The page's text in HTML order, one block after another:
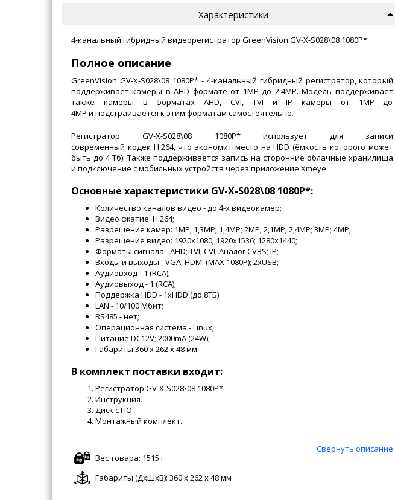
Характеристики
4-канальный гибридный видеорегистратор GreenVision GV-X-S028\08 1080P*
Полное описание
GreenVision GV-X-S028\08 1080P* - 4-канальный гибридный регистратор, который
поддерживает камеры в AHD формате от 1МР до 2.4MP. Модель поддерживает
также камеры в форматах AHD, CVI, TVI и IP камеры от 1МР до
4MP и подстраивается к этим форматам самостоятельно.
Регистратор GV-X-S028\08 1080P* использует для записи
современный кодек H.264, что экономит место на HDD (ёмкость которого может
быть до 4 Тб). Также поддерживается запись на сторонние облачные хранилища
и подключение с мобильных устройств через приложение Xmeye.
Основные характеристики GV-X-S028\08 1080P*:
Количество каналов видео - до 4-х видеокамер;
Видео сжатие: H.264;
Разрешение камер: 1MP; 1,3MP; 1,4MP; 2MP; 2,1MP; 2,4MP; 3MP; 4MP;
Разрещение видео: 1920x1080; 1920x1536; 1280x1440;
Форматы сигнала - AHD; TVI; CVI; Аналог CVBS; IP;
Входы и выходы - VGA; HDMI (MAX 1080P); 2хUSB;
Аудиовход - 1 (RCA);
Аудиовыход - 1 (RCA);
Поддержка HDD - 1хHDD (до 8ТБ)
LAN - 10/100 Мбит;
RS485 - нет;
Операционная система - Linux;
Питание DC12V; 2000mA (24W);
Габариты 360 х 262 х 48 мм.
В комплект поставки входит:
Регистратор GV-X-S028\08 1080P*.
Инструкция.
Диск с ПО.
Монтажный комплект.
Свернуть описание
Вес товара: 1515 г
Габариты (ДxШxВ): 360 x 262 x 48 мм